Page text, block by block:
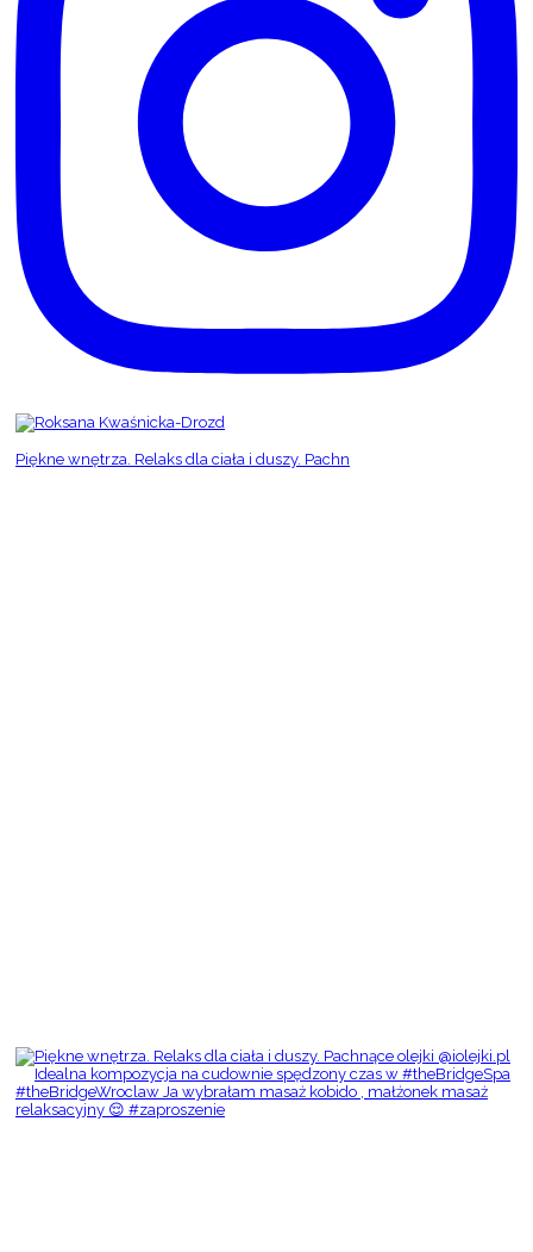
Piękne wnętrza. Relaks dla ciała i duszy. Pachn